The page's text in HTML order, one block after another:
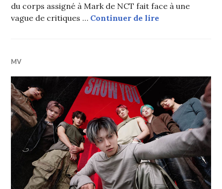
du corps assigné à Mark de NCT fait face à une
vague de critiques … Continuer de lireLes
MV